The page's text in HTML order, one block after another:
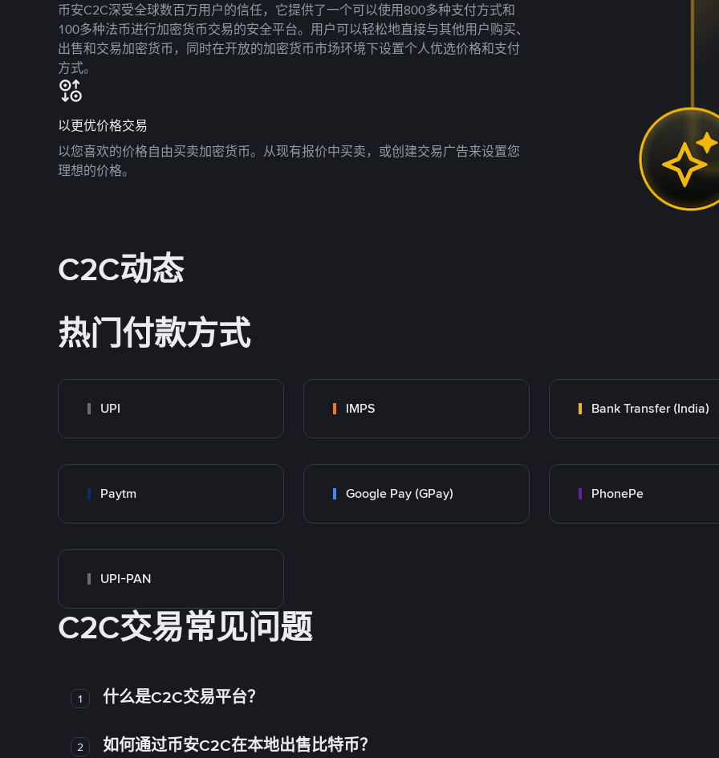
币安C2C深受全球数百万用户的信任，它提供了一个可以使用800多种支付方式和
100多种法币进行加密货币交易的安全平台。用户可以轻松地直接与其他用户购买、
出售和交易加密货币，同时在开放的加密货币市场环境下设置个人优选价格和支付
方式。
以更优价格交易
以您喜欢的价格自由买卖加密货币。从现有报价中买卖，或创建交易广告来设置您
理想的价格。
C2C动态
热门付款方式
UPI IMPS Bank Transfer (India)
Paytm Google Pay (GPay) PhonePe
UPI-PAN
C2C交易常见问题
1 什么是C2C交易平台？
2 如何通过币安C2C在本地出售比特币？